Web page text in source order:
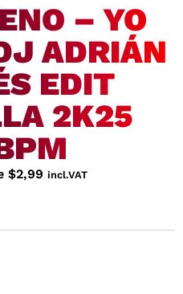
– YO
ADRIÁN
EDIT
2K25
$2,99 incl.VAT